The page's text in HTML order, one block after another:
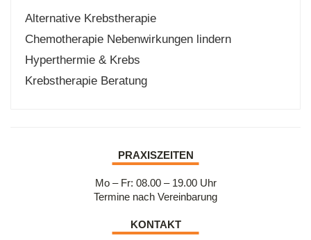
Standardtherapien unterstützen!
Alternative Krebstherapie
Chemotherapie Nebenwirkungen lindern
Hyperthermie & Krebs
Krebstherapie Beratung
PRAXISZEITEN
Mo – Fr: 08.00 – 19.00 Uhr
Termine nach Vereinbarung
KONTAKT